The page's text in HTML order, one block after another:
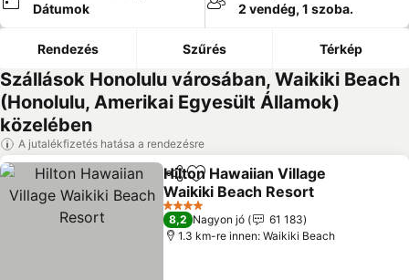
Dátumok 2 vendég, 1 szoba.
Rendezés Szűrés Térkép
Szállások Honolulu városában, Waikiki Beach
(Honolulu, Amerikai Egyesült Államok)
közelében
A jutalékfizetés hatása a rendezésre
Megosztás
Hozzáadás a kedvencekhez
Hilton Hawaiian Village
Waikiki Beach Resort
Árak megjelenítése
4 Kategória
8,2 Nagyon jó
61 183
1.3 km-re innen: Waikiki Beach